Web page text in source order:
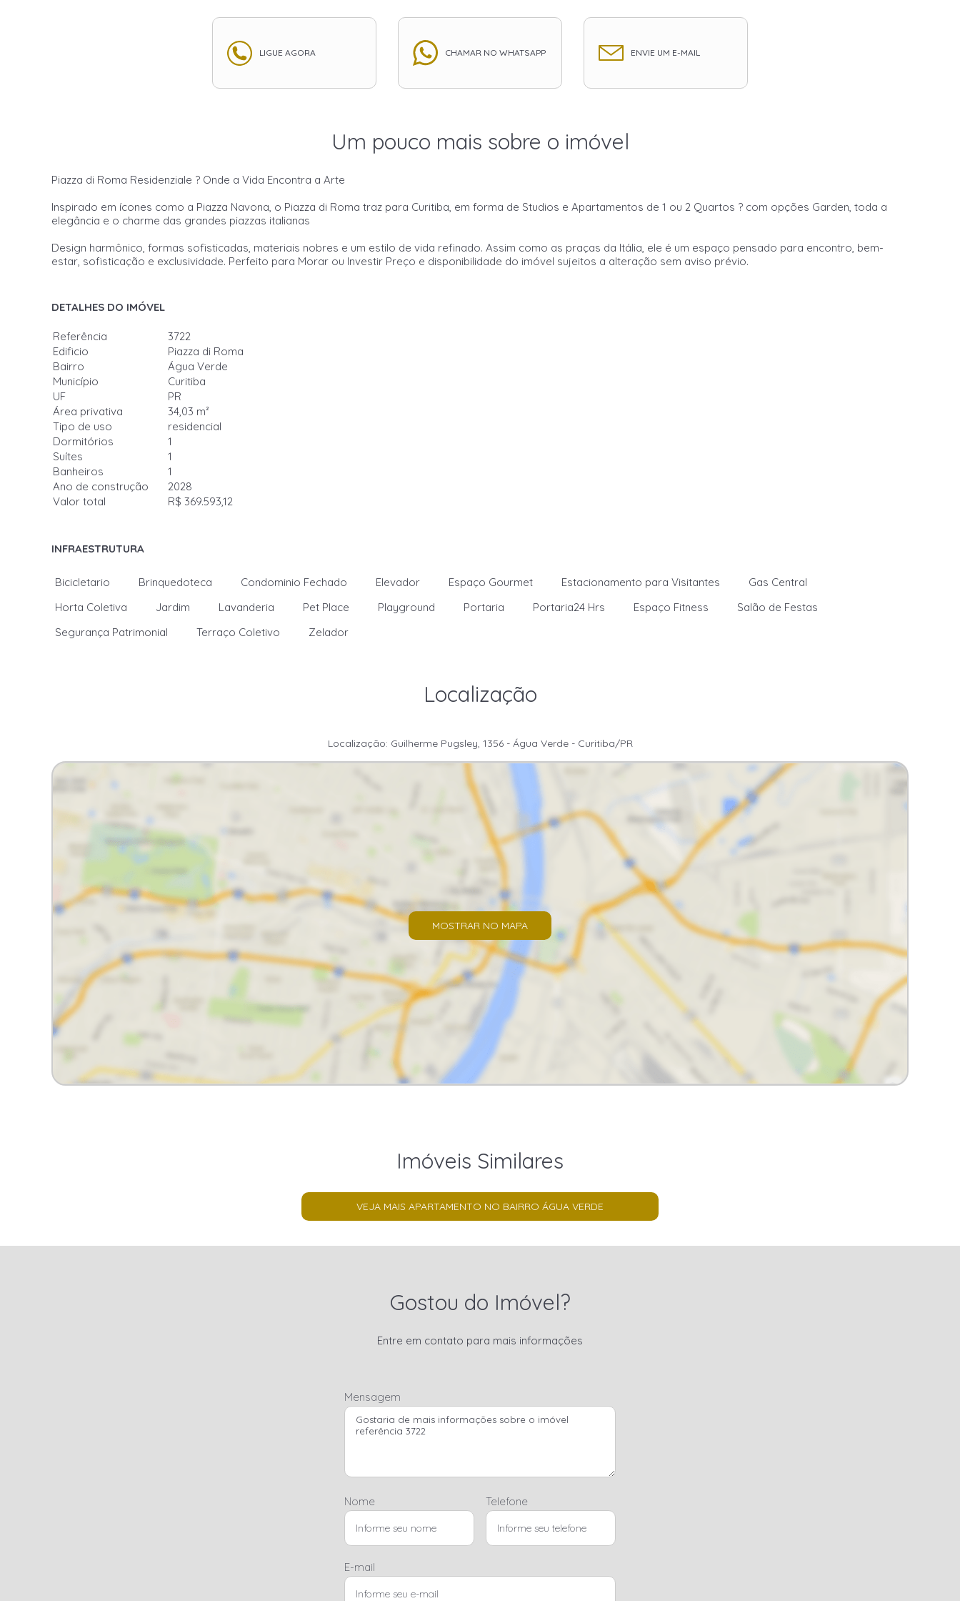
LIGUE AGORA CHAMAR NO WHATSAPP ENVIE UM E-MAIL
Um pouco mais sobre o imóvel
Piazza di Roma Residenziale ? Onde a Vida Encontra a Arte
Inspirado em ícones como a Piazza Navona, o Piazza di Roma traz para Curitiba, em forma de Studios e Apartamentos de 1 ou 2 Quartos ? com opções Garden, toda a
elegância e o charme das grandes piazzas italianas
Design harmônico, formas sofisticadas, materiais nobres e um estilo de vida refinado. Assim como as praças da Itália, ele é um espaço pensado para encontro, bem-
estar, sofisticação e exclusividade. Perfeito para Morar ou Investir Preço e disponibilidade do imóvel sujeitos a alteração sem aviso prévio.
DETALHES DO IMÓVEL
Referência
3722
Edificio
Piazza di Roma
Bairro
Água Verde
Município
Curitiba
UF
PR
Área privativa
34,03 m²
Tipo de uso
residencial
Dormitórios
1
Suítes
1
Banheiros
1
Ano de construção
2028
Valor total
R$ 369.593,12
INFRAESTRUTURA
Bicicletario Brinquedoteca Condominio Fechado Elevador Espaço Gourmet Estacionamento para Visitantes
Gas Central
Horta Coletiva
Jardim Lavanderia Pet Place Playground Portaria Portaria24 Hrs Espaço Fitness
Salão de Festas
Segurança Patrimonial
Terraço Coletivo Zelador
Localização
Localização: Guilherme Pugsley, 1356 - Água Verde - Curitiba/PR
MOSTRAR NO MAPA
Imóveis Similares
VEJA MAIS APARTAMENTO NO BAIRRO ÁGUA VERDE
Gostou do Imóvel?
Entre em contato para mais informações
Mensagem
Nome Telefone
E-mail